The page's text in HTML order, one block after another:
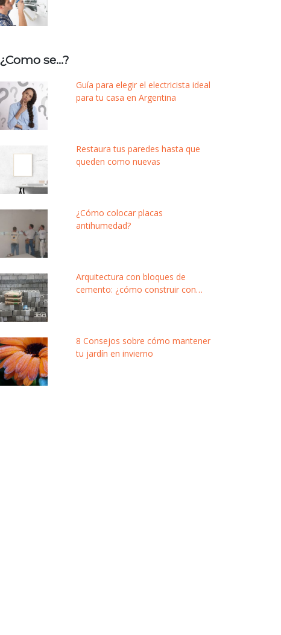
¿Como se…?
Guía para elegir el electricista ideal
para tu casa en Argentina
Restaura tus paredes hasta que
queden como nuevas
¿Cómo colocar placas
antihumedad?
Arquitectura con bloques de
cemento: ¿cómo construir con
8 Consejos sobre cómo mantener
tu jardín en invierno